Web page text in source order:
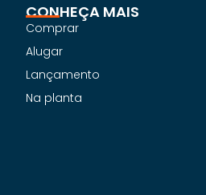
CONHEÇA MAIS
Comprar
Alugar
Lançamento
Na planta